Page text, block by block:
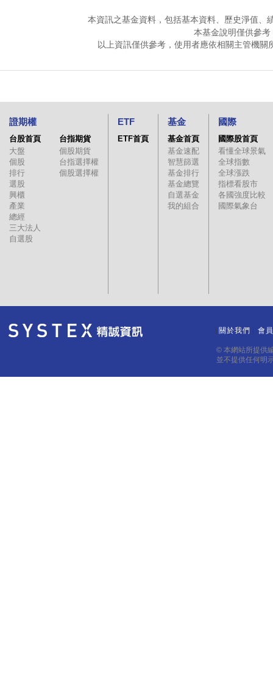
本資訊之基金資料，包括基本資料、歷史淨值、
本基金說明僅供參
以上資訊僅供參考，使用者應依相關主管機
證期權
台股首頁
大盤
個股
排行
選股
興櫃
產業
總經
三大法人
自選股
台指期貨
個股期貨
台指選擇權
個股選擇權
ETF
ETF首頁
基金
基金首頁
基金速配
智慧篩選
基金排行
基金總覽
自選基金
我的組合
國際
國際股首頁
看懂全球景氣
全球指數
全球漲跌
指標看股市
各國強度比較
國際氣象台
關於我們 會
© 本網站所提供
並不提供任何明